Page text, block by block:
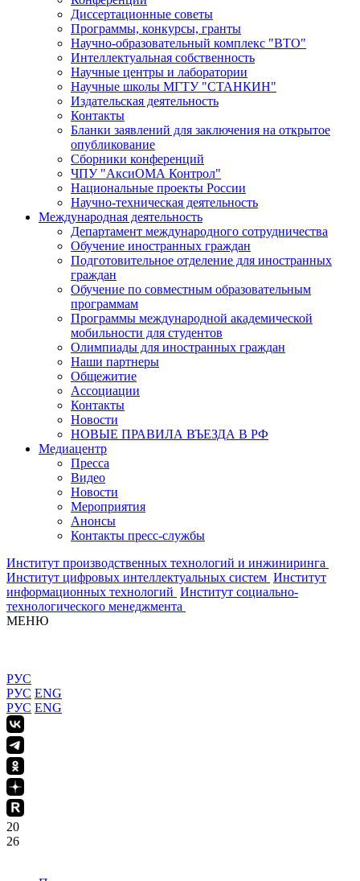
Диссертационные советы
Программы, конкурсы, гранты
Научно-образовательный комплекс "ВТО"
Интеллектуальная собственность
Научные центры и лаборатории
Научные школы МГТУ "СТАНКИН"
Издательская деятельность
Контакты
Бланки заявлений для заключения на открытое
опубликование
Сборники конференций
ЧПУ "АксиОМА Контрол"
Национальные проекты России
Научно-техническая деятельность
Международная деятельность
Департамент международного сотрудничества
Обучение иностранных граждан
Подготовительное отделение для иностранных
граждан
Обучение по совместным образовательным
программам
Программы международной академической
мобильности для студентов
Олимпиады для иностранных граждан
Наши партнеры
Общежитие
Ассоциации
Контакты
Новости
НОВЫЕ ПРАВИЛА ВЪЕЗДА В РФ
Медиацентр
Пресса
Видео
Новости
Мероприятия
Анонсы
Контакты пресс-службы
Институт производственных технологий и инжиниринга
Институт цифровых интеллектуальных систем Институт
информационных технологий Институт социально-
технологического менеджмента
МЕНЮ
РУС
РУС ENG
РУС ENG
20
26